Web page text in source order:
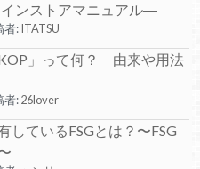
ンストアマニュアル―
者:ITATSU
」って何？ 由来や用法
者:26lover
しているFSGとは？〜FSG